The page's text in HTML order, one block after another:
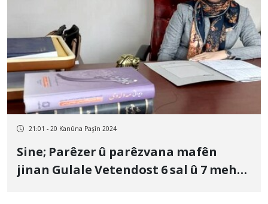
21:01 - 20 Kanûna Paşîn 2024
Sine; Parêzer û parêzvana mafên
jinan Gulale Vetendost 6 sal û 7 meh